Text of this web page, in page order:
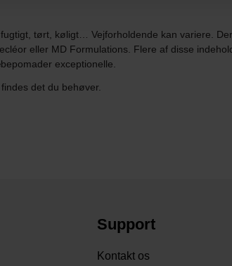
tørt, køligt… Vejforholdende kan variere.
eller MD Formulations. Flere af disse
exceptionelle.
det du behøver.
Support
Kontakt os